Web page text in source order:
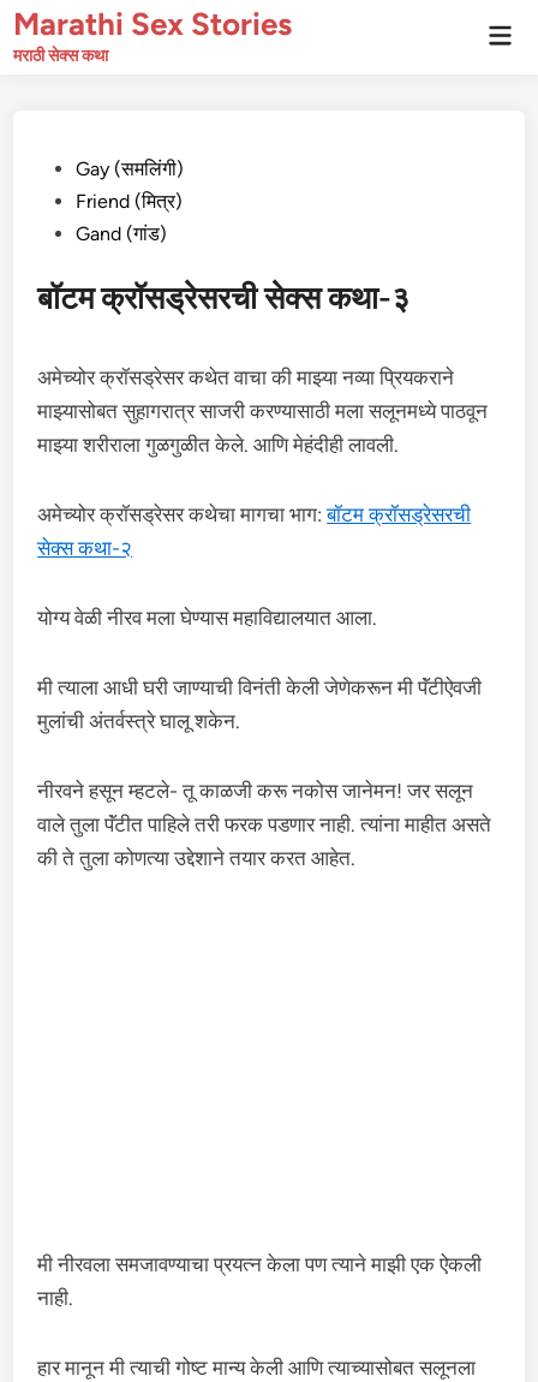
Skip
toMarathi Sex Stories
मराठी सेक्स कथा
PostedGay (समलिंगी)
Friend (मित्र)
Gand (गांड)
बॉटम क्रॉसड्रेसरची सेक्स कथा-३
अमेच्योर क्रॉसड्रेसर कथेत वाचा की माझ्या नव्या प्रियकराने
माझ्यासोबत सुहागरात्र साजरी करण्यासाठी मला सलूनमध्ये पाठवून
माझ्या शरीराला गुळगुळीत केले. आणि मेहंदीही लावली.
अमेच्योर क्रॉसड्रेसर कथेचा मागचा भाग:बॉटम क्रॉसड्रेसरची
सेक्स कथा-२
योग्य वेळी नीरव मला घेण्यास महाविद्यालयात आला.
मी त्याला आधी घरी जाण्याची विनंती केली जेणेकरून मी पॅंटीऐवजी
मुलांची अंतर्वस्त्रे घालू शकेन.
नीरवने हसून म्हटले- तू काळजी करू नकोस जानेमन! जर सलून
वाले तुला पॅंटीत पाहिले तरी फरक पडणार नाही. त्यांना माहीत असते
की ते तुला कोणत्या उद्देशाने तयार करत आहेत.
मी नीरवला समजावण्याचा प्रयत्न केला पण त्याने माझी एक ऐकली
नाही.
हार मानून मी त्याची गोष्ट मान्य केली आणि त्याच्यासोबत सलूनला